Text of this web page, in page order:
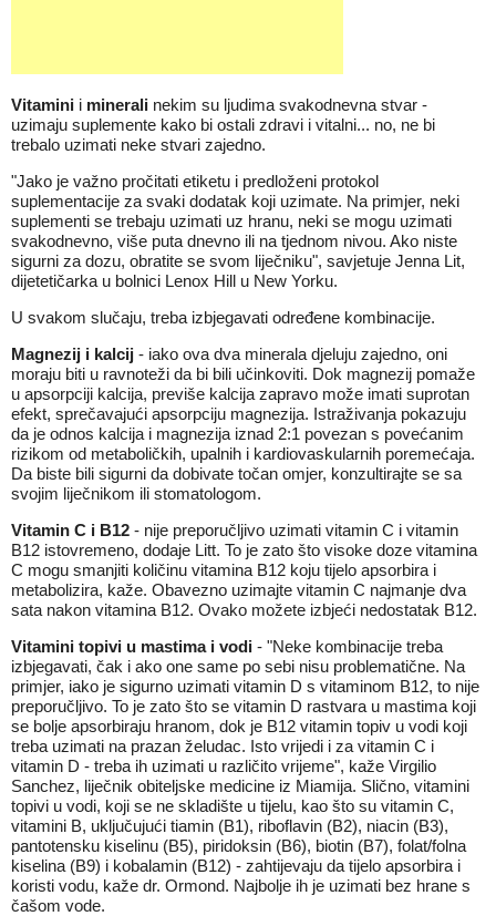
Vitamini i minerali nekim su ljudima svakodnevna stvar -
uzimaju suplemente kako bi ostali zdravi i vitalni... no, ne bi
trebalo uzimati neke stvari zajedno.
"Jako je važno pročitati etiketu i predloženi protokol
suplementacije za svaki dodatak koji uzimate. Na primjer, neki
suplementi se trebaju uzimati uz hranu, neki se mogu uzimati
svakodnevno, više puta dnevno ili na tjednom nivou. Ako niste
sigurni za dozu, obratite se svom liječniku", savjetuje Jenna Lit,
dijetetičarka u bolnici Lenox Hill u New Yorku.
U svakom slučaju, treba izbjegavati određene kombinacije.
Magnezij i kalcij - iako ova dva minerala djeluju zajedno, oni
moraju biti u ravnoteži da bi bili učinkoviti. Dok magnezij pomaže
u apsorpciji kalcija, previše kalcija zapravo može imati suprotan
efekt, sprečavajući apsorpciju magnezija. Istraživanja pokazuju
da je odnos kalcija i magnezija iznad 2:1 povezan s povećanim
rizikom od metaboličkih, upalnih i kardiovaskularnih poremećaja.
Da biste bili sigurni da dobivate točan omjer, konzultirajte se sa
svojim liječnikom ili stomatologom.
Vitamin C i B12 - nije preporučljivo uzimati vitamin C i vitamin
B12 istovremeno, dodaje Litt. To je zato što visoke doze vitamina
C mogu smanjiti količinu vitamina B12 koju tijelo apsorbira i
metabolizira, kaže. Obavezno uzimajte vitamin C najmanje dva
sata nakon vitamina B12. Ovako možete izbjeći nedostatak B12.
Vitamini topivi u mastima i vodi - "Neke kombinacije treba
izbjegavati, čak i ako one same po sebi nisu problematične. Na
primjer, iako je sigurno uzimati vitamin D s vitaminom B12, to nije
preporučljivo. To je zato što se vitamin D rastvara u mastima koji
se bolje apsorbiraju hranom, dok je B12 vitamin topiv u vodi koji
treba uzimati na prazan želudac. Isto vrijedi i za vitamin C i
vitamin D - treba ih uzimati u različito vrijeme", kaže Virgilio
Sanchez, liječnik obiteljske medicine iz Miamija. Slično, vitamini
topivi u vodi, koji se ne skladište u tijelu, kao što su vitamin C,
vitamini B, uključujući tiamin (B1), riboflavin (B2), niacin (B3),
pantotensku kiselinu (B5), piridoksin (B6), biotin (B7), folat/folna
kiselina (B9) i kobalamin (B12) - zahtijevaju da tijelo apsorbira i
koristi vodu, kaže dr. Ormond. Najbolje ih je uzimati bez hrane s
čašom vode.